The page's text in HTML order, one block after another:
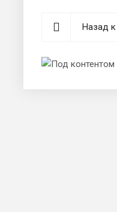
Назад к